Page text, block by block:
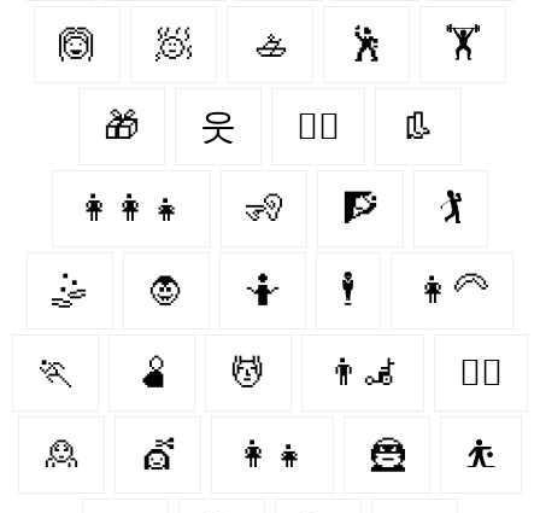
🙆 🧖 🚣 🕺 🏋
🎁 웃 👩‍⚕️ 👢
👩‍👩‍👧 🧏 🧗 🏌
🤹 🧛‍ 🤷 🕴 👩‍🦳
🏃‍ 🫄 💆 👨‍🦼‍️ 🐕‍🦺
🙎 💇‍ 👩‍👧 🦹‍ ⛹